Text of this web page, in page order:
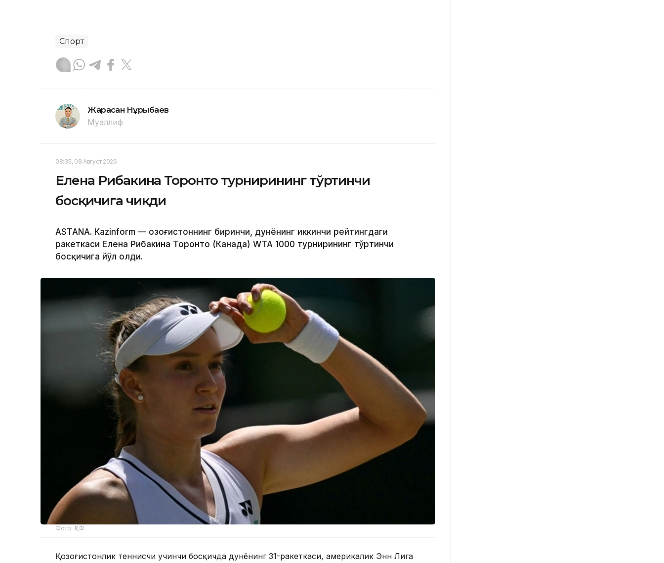
Спорт
Жарасқан Нұрыбаев
Муаллиф
08:35, 08 Август 2026
Елена Рибакина Торонто турнирининг тўртинчи
босқичига чиқди
ASTANА. Кazinform — Қозоғистоннинг биринчи, дунёнинг иккинчи рейтингдаги
ракеткаси Елена Рибакина Торонто (Канада) WТА 1000 турнирининг тўртинчи
босқичига йўл олди.
Фото: ҚТФ
Қозоғистонлик теннисчи учинчи босқичда дунёнинг 31-ракеткаси, америкалик Энн Лига